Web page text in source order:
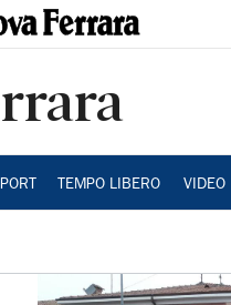
TEMPO LIBERO VIDEO